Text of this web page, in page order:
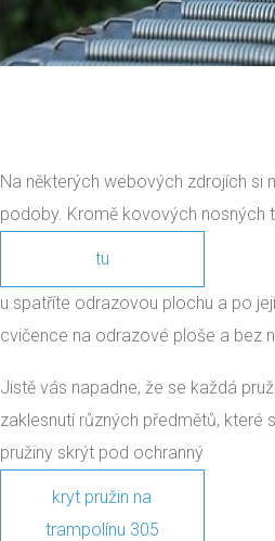
Na některých webových zdrojích si
podoby. Kromě kovových nosných
tu
u spatříte odrazovou plochu a po
cvičence na odrazové ploše a bez
Jistě vás napadne, že se každá
zaklesnutí různých předmětů,
pružiny skrýt pod ochranný
kryt pružin na
trampolínu 305